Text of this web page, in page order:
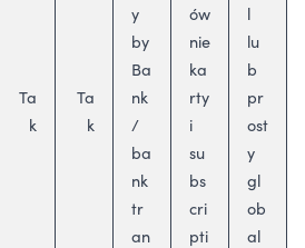
Ta
k
Ta
k
y
by
Ba
nk
/
ba
nk
tr
an
ów
nie
ka
rty
i
su
bs
cri
pti
l
lu
b
pr
ost
y
gl
ob
al